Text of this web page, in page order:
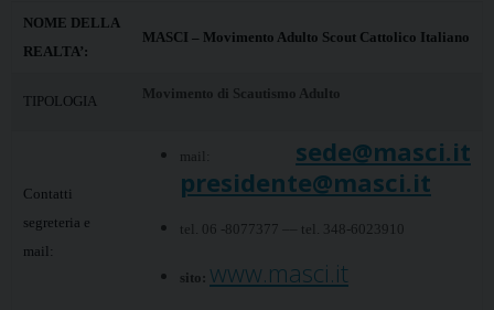
Cattolici
NOME DELLA
REALTA’:
MASCI – Movimento Adulto Scout Cattolico Italiano
TIPOLOGIA Movimento di Scautismo Adulto
Contatti
segreteria e
mail:
mail: sede@masci.it
presidente@masci.it
tel. 06 -8077377 –– tel. 348-6023910
sito: www.masci.it